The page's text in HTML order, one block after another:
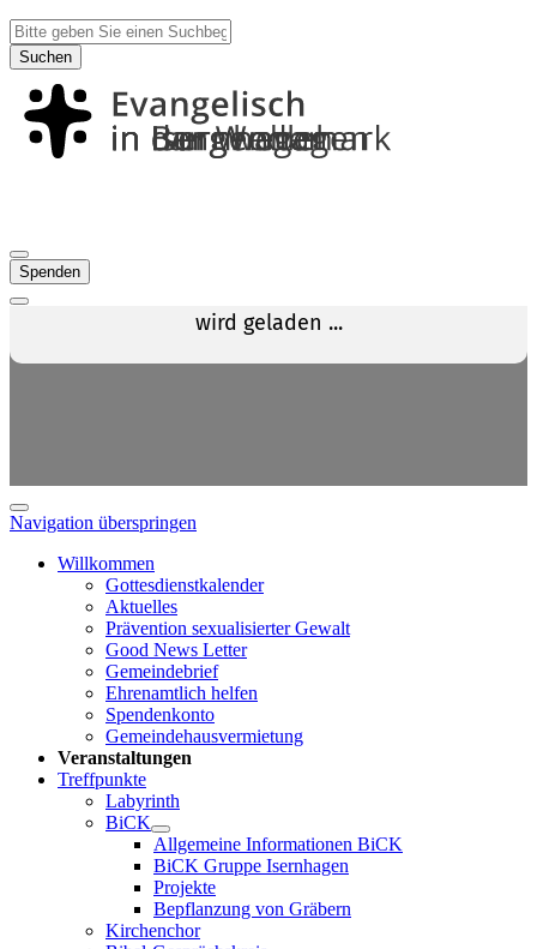
Suchen
Spenden
Navigation überspringen
Willkommen
Gottesdienstkalender
Aktuelles
Prävention sexualisierter Gewalt
Good News Letter
Gemeindebrief
Ehrenamtlich helfen
Spendenkonto
Gemeindehausvermietung
Veranstaltungen
Treffpunkte
Labyrinth
BiCK
Allgemeine Informationen BiCK
BiCK Gruppe Isernhagen
Projekte
Bepflanzung von Gräbern
Kirchenchor